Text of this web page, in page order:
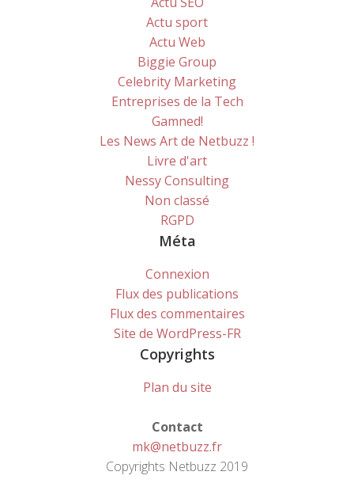
Actu sport
Actu Web
Biggie Group
Celebrity Marketing
Entreprises de la Tech
Gamned!
Les News Art de Netbuzz !
Livre d'art
Nessy Consulting
Non classé
RGPD
Méta
Connexion
Flux des publications
Flux des commentaires
Site de WordPress-FR
Copyrights
Plan du site
Contact
mk@netbuzz.fr
Copyrights Netbuzz 2019